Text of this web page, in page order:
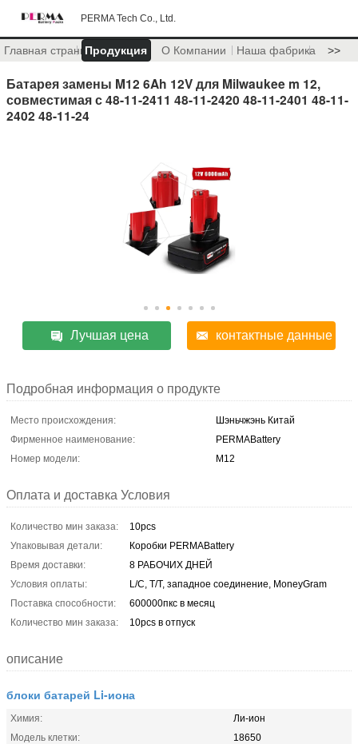
PERMA Tech Co., Ltd.
Главная страницаПродукция О Компании Наша фабрика >>
Батарея замены M12 6Ah 12V для Milwaukee m 12,
совместимая с 48-11-2411 48-11-2420 48-11-2401 48-11-
2402 48-11-24
Лучшая цена контактные данные
Подробная информация о продукте
Место происхождения:
Шэньчжэнь Китай
Фирменное наименование:
PERMABattery
Номер модели:
M12
Оплата и доставка Условия
Количество мин заказа:
10pcs
Упаковывая детали:
Коробки PERMABattery
Время доставки:
8 РАБОЧИХ ДНЕЙ
Условия оплаты:
L/C, T/T, западное соединение, MoneyGram
Поставка способности:
600000пкс в месяц
Количество мин заказа:
10pcs в отпуск
описание
блоки батарей Li-иона
Химия:
Ли-ион
Модель клетки:
18650